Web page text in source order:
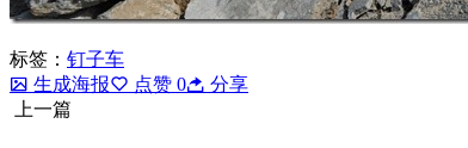
标签： 钉子车
生成海报
点赞 0
分享
上一篇